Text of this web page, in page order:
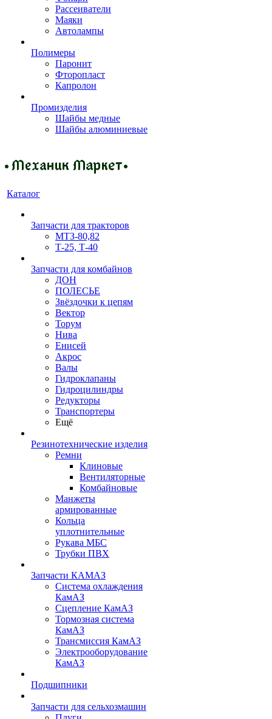
Рассеиватели
Маяки
Автолампы
Полимеры
Паронит
Фторопласт
Капролон
Промизделия
Шайбы медные
Шайбы алюминиевые
Каталог
Запчасти для тракторов
МТЗ-80,82
Т-25, Т-40
Запчасти для комбайнов
ДОН
ПОЛЕСЬЕ
Звёздочки к цепям
Вектор
Торум
Нива
Енисей
Акрос
Валы
Гидроклапаны
Гидроцилиндры
Редукторы
Транспортеры
Ещё
Резинотехнические изделия
Ремни
Клиновые
Вентиляторные
Комбайновые
Манжеты
армированные
Кольца
уплотнительные
Рукава МБС
Трубки ПВХ
Запчасти КАМАЗ
Система охлаждения
КамАЗ
Сцепление КамАЗ
Тормозная система
КамАЗ
Трансмиссия КамАЗ
Электрооборудование
КамАЗ
Подшипники
Запчасти для сельхозмашин